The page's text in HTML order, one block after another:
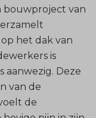
bouwproject van
het dak van
is
aanwezig. Deze
van de
de